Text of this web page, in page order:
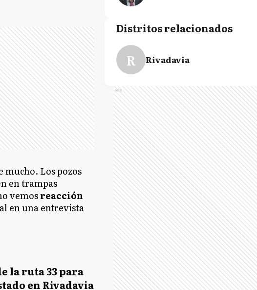
mucho. Los pozos
en trampas
vemosreacción
en una entrevista
la ruta 33 para
en Rivadavia
Distritos relacionados
R Rivadavia
Ads